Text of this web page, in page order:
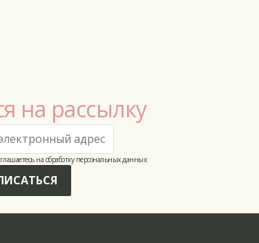
на рассылку
на обработку персональных данных